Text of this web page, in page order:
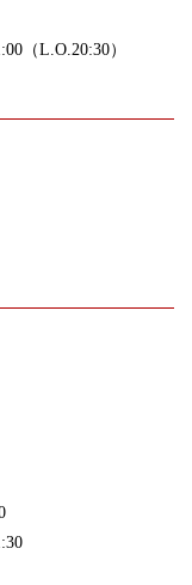
（L.O.20:30）